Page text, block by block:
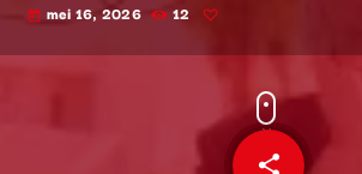
today mei 16, 2026 12
share
email